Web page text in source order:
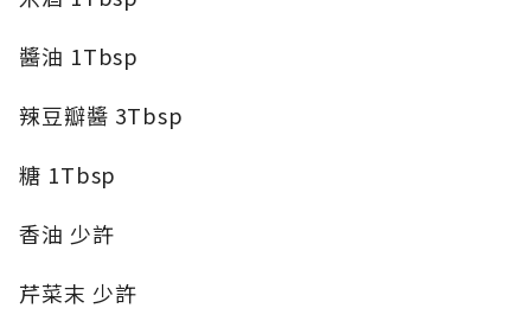
醬油 1Tbsp
辣豆瓣醬 3Tbsp
糖 1Tbsp
香油 少許
芹菜末 少許